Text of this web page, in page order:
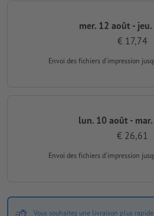
mer. 12 août -
€ 17,74
Envoi des fichiers d'impression
lun. 10 août -
€ 26,61
Envoi des fichiers d'impression
Vous souhaitez une livraison plus